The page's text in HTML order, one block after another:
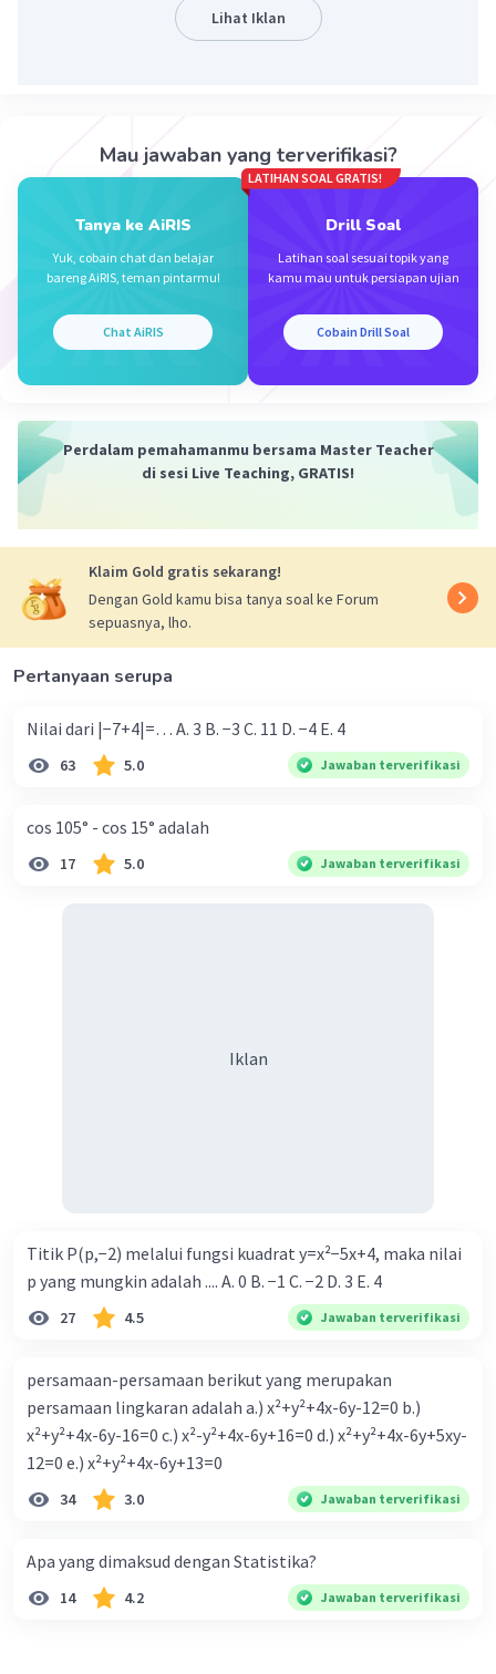
Lihat Iklan
Mau jawaban yang terverifikasi?
Tanya ke AiRIS
Yuk, cobain chat dan belajar
bareng AiRIS, teman pintarmu!
Chat AiRIS
LATIHAN SOAL GRATIS!
Drill Soal
Latihan soal sesuai topik yang
kamu mau untuk persiapan ujian
Cobain Drill Soal
Perdalam pemahamanmu bersama Master Teacher
di sesi Live Teaching, GRATIS!
Klaim Gold gratis sekarang!
Dengan Gold kamu bisa tanya soal ke Forum
sepuasnya, lho.
Pertanyaan serupa
Nilai dari |−7+4|=… A. 3 B. −3 C. 11 D. −4 E. 4
63 5.0 Jawaban terverifikasi
cos 105° - cos 15° adalah
17 5.0 Jawaban terverifikasi
Iklan
Titik P(p,−2) melalui fungsi kuadrat y=x²−5x+4, maka nilai
p yang mungkin adalah .... A. 0 B. −1 C. −2 D. 3 E. 4
27 4.5 Jawaban terverifikasi
persamaan-persamaan berikut yang merupakan
persamaan lingkaran adalah a.) x²+y²+4x-6y-12=0 b.)
x²+y²+4x-6y-16=0 c.) x²-y²+4x-6y+16=0 d.) x²+y²+4x-6y+5xy-
12=0 e.) x²+y²+4x-6y+13=0
34 3.0 Jawaban terverifikasi
Apa yang dimaksud dengan Statistika?
14 4.2 Jawaban terverifikasi